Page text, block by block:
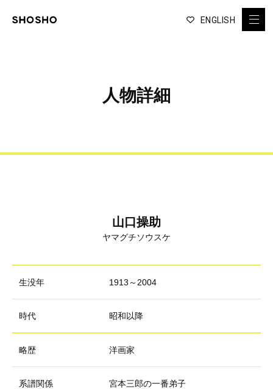
ENGLISH
人物詳細
山口操助
ヤマグチソウスケ
生没年 1913～2004
時代 昭和以降
略歴 洋画家
系譜関係 宮本三郎の一番弟子